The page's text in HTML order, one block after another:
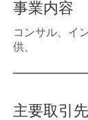
事業内容
コンサル、イ
供、
主要取引先